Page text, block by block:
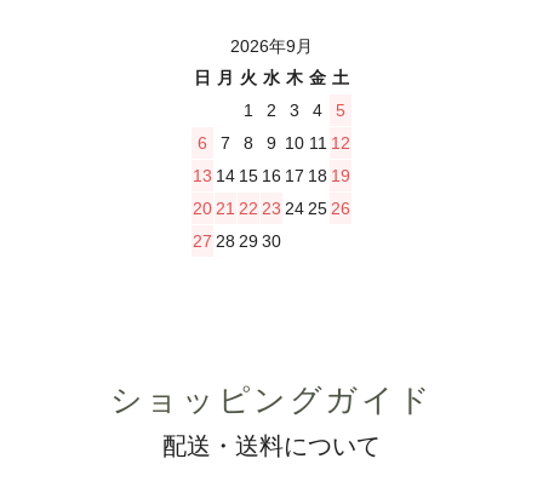
2026年9月
日
月 火 水 木 金 土
1
2 3 4
5
6
7 8 9 10 11 12
13 14 15 16 17 18 19
20 21 22 23 24 25 26
27 28 2930
ショッピングガイド
配送・送料について